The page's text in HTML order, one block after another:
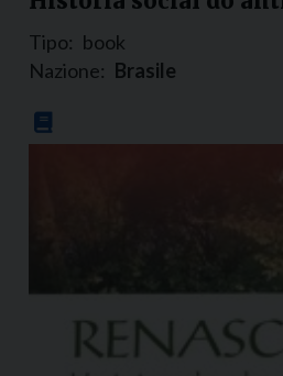
Tipo: book
Nazione: Brasile